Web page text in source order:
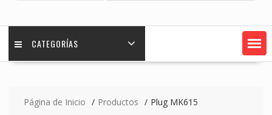
CATEGORÍAS
Página de Inicio Productos Plug MK615